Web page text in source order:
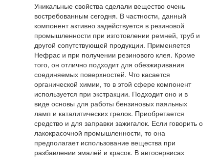
Уникальные свойства сделали вещество очень
востребованным сегодня. В частности, данный
компонент активно задействуется в резиновой
промышленности при изготовлении ремней, труб и
другой сопутствующей продукции. Применяется
Нефрас и при получении резинового клея. Кроме
того, он отлично подходит для обезжиривания
соединяемых поверхностей. Что касается
органической химии, то в этой сфере компонент
используется при экстракции. Подходит оно и в
виде основы для работы бензиновых паяльных
ламп и каталитических грелок. Приобретается
средство и для заправки зажигалок. Если говорить о
лакокрасочной промышленности, то она
предполагает использование вещества при
разбавлении эмалей и красок. В автосервисах